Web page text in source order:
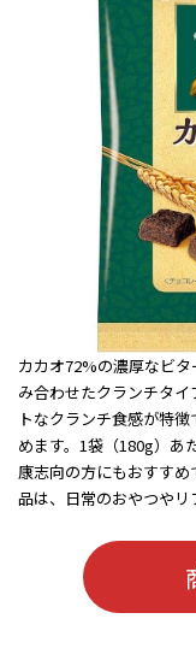
カカオ72%の濃厚なビ
み合わせたクランチタ
トなクランチ食感が特
めます。1袋（180g）あ
康志向の方にもおすす
品は、日常のおやつやリ